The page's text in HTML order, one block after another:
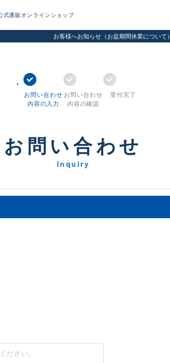
式通販オンラインショップ
お客様へお知らせ（お盆期間休業について）
お問い合わせ
内容の入力
お問い合わせ
内容の確認
受付完了
お問い合わせ
Inquiry